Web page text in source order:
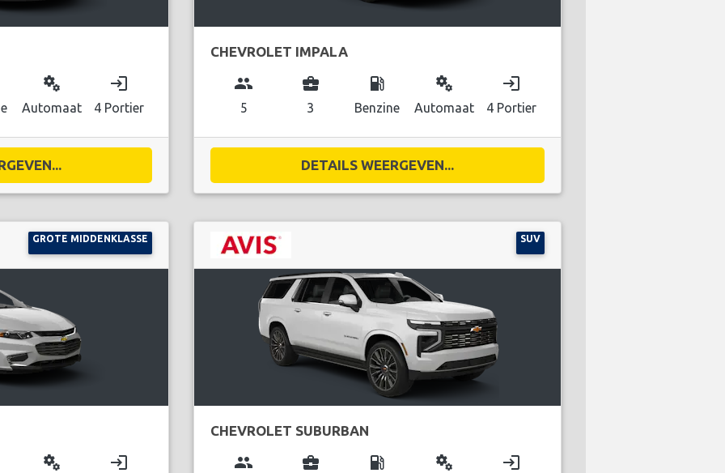
miscellaneous_services
Automaat
login
4 Portier
CHEVROLET IMPALA
group
5
business_center
3
local_gas_station
Benzine
miscellaneous_services
Automaat
login
4 Portier
DETAILS WEERGEVEN...
GROTE MIDDENKLASSE
miscellaneous_services login
SUV
CHEVROLET SUBURBAN
group business_center local_gas_station miscellaneous_services login